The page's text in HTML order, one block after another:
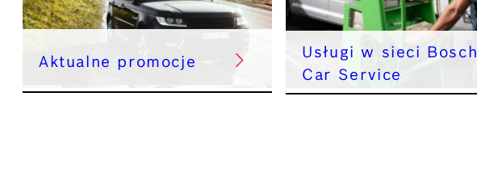
Aktualne promocje
Usługi w sieci Bosch
Car Service